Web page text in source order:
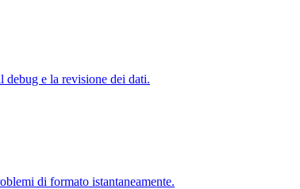
e la revisione dei dati.
di formato istantaneamente.